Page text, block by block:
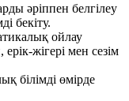
әріппен белгілеу
бекіту.
ойлау
жігері мен сезім
білімді өмірде